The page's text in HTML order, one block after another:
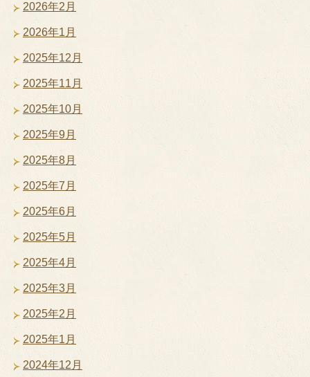
2026年2月
2026年1月
2025年12月
2025年11月
2025年10月
2025年9月
2025年8月
2025年7月
2025年6月
2025年5月
2025年4月
2025年3月
2025年2月
2025年1月
2024年12月